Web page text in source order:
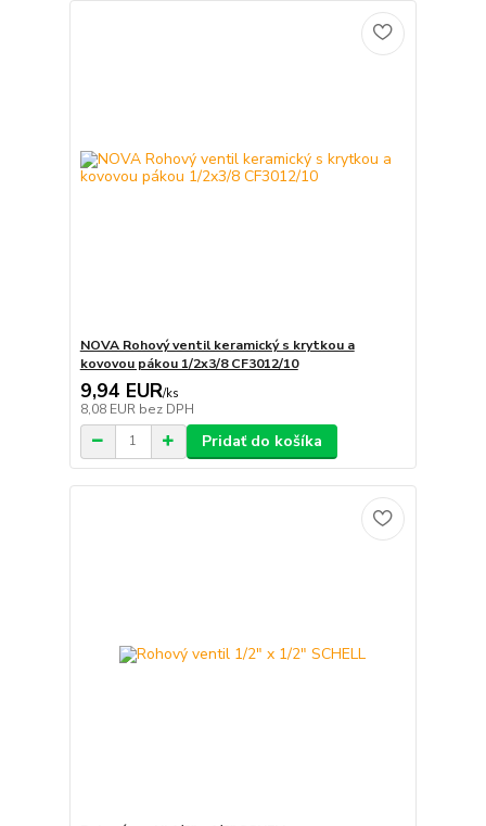
NOVA Rohový ventil keramický s krytkou a
kovovou pákou 1/2x3/8 CF3012/10
9,94 EUR/ks
8,08 EUR bez DPH
Pridať do košíka